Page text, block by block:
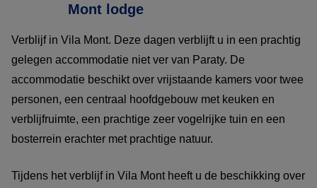
Mont lodge
Verblijf in Vila Mont. Deze dagen verblijft u in een prachtig
gelegen accommodatie niet ver van Paraty. De
accommodatie beschikt over vrijstaande kamers voor twee
personen, een centraal hoofdgebouw met keuken en
verblijfruimte, een prachtige zeer vogelrijke tuin en een
bosterrein erachter met prachtige natuur.
Tijdens het verblijf in Vila Mont heeft u de beschikking over